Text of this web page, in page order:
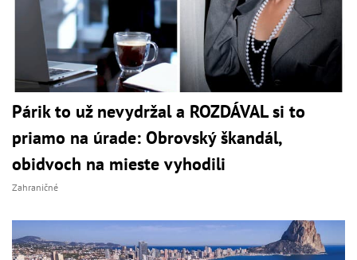
Párik to už nevydržal a ROZDÁVAL si to
priamo na úrade: Obrovský škandál,
obidvoch na mieste vyhodili
Zahraničné